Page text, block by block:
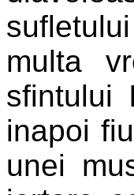
multa
sfintului
inapoi
unei